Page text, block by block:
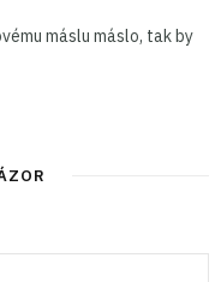
máslu máslo, tak by